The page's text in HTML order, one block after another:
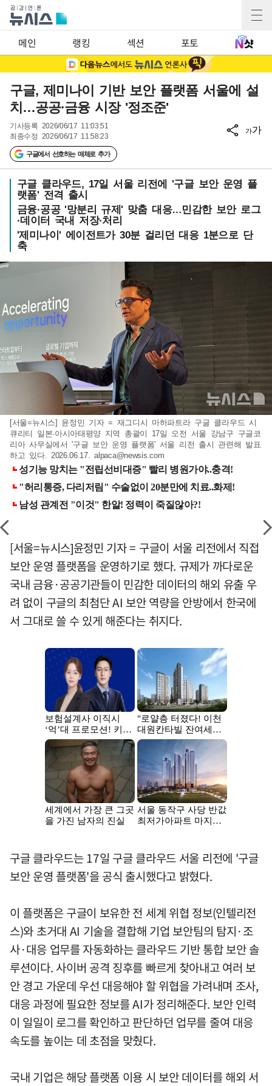
메인 랭킹 섹션 포토
구글, 제미나이 기반 보안 플랫폼 서울에 설
치…공공·금융 시장 '정조준'
기사등록 2026/06/17 11:03:51
최종수정 2026/06/17 11:58:23
구글에서 선호하는 매체로 추가
가가
구글 클라우드, 17일 서울 리전에 '구글 보안 운영 플
랫폼' 전격 출시
금융·공공 '망분리 규제' 맞춤 대응…민감한 보안 로그
·데이터 국내 저장·처리
'제미나이' 에이전트가 30분 걸리던 대응 1분으로 단
축
[서울=뉴시스] 윤정민 기자 = 재그디시 마하파트라 구글 클라우드 시
큐리티 일본·아시아태평양 지역 총괄이 17일 오전 서울 강남구 구글코
리아 사무실에서 '구글 보안 운영 플랫폼' 서울 리전 출시 관련해 발표
하고 있다. 2026.06.17.alpaca@newsis.com
[서울=뉴시스]윤정민 기자 = 구글이 서울 리전에서 직접
보안 운영 플랫폼을 운영하기로 했다. 규제가 까다로운
국내 금융·공공기관들이 민감한 데이터의 해외 유출 우
려 없이 구글의 최첨단 AI 보안 역량을 안방에서 한국에
서 그대로 쓸 수 있게 해준다는 취지다.
구글 클라우드는 17일 구글 클라우드 서울 리전에 '구글
보안 운영 플랫폼'을 공식 출시했다고 밝혔다.
이 플랫폼은 구글이 보유한 전 세계 위협 정보(인텔리전
스)와 초거대 AI 기술을 결합해 기업 보안팀의 탐지·조
사·대응 업무를 자동화하는 클라우드 기반 통합 보안 솔
루션이다. 사이버 공격 징후를 빠르게 찾아내고 여러 보
안 경고 가운데 우선 대응해야 할 위협을 가려내며 조사,
대응 과정에 필요한 정보를 AI가 정리해준다. 보안 인력
이 일일이 로그를 확인하고 판단하던 업무를 줄여 대응
속도를 높이는 데 초점을 맞췄다.
국내 기업은 해당 플랫폼 이용 시 보안 데이터를 해외 서